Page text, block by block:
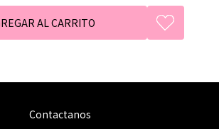
Contactanos